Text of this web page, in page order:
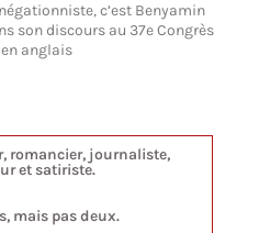
c’est Benyamin
son discours au 37e Congrès
anglais
romancier, journaliste,
et satiriste.
mais pas deux.